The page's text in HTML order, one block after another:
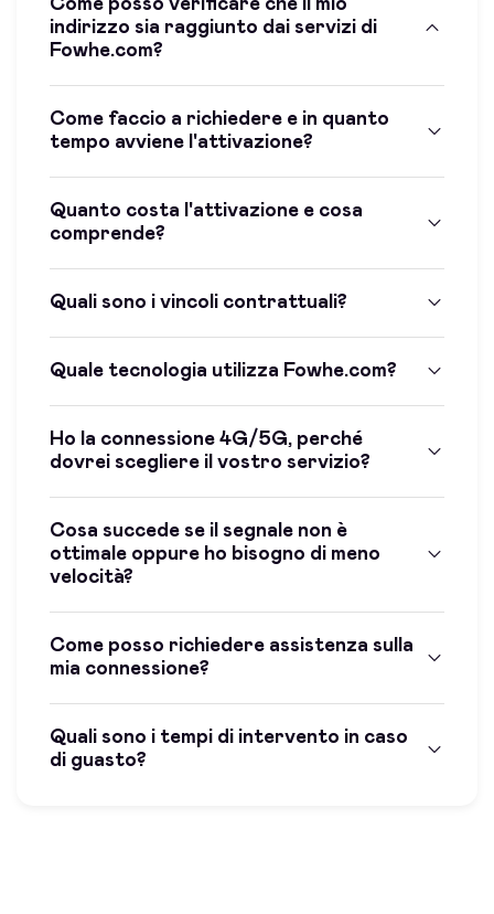
Come posso verificare che il mio
indirizzo sia raggiunto dai servizi di
Fowhe.com?
Come faccio a richiedere e in quanto
tempo avviene l'attivazione?
Quanto costa l'attivazione e cosa
comprende?
Quali sono i vincoli contrattuali?
Quale tecnologia utilizza Fowhe.com?
Ho la connessione 4G/5G, perché
dovrei scegliere il vostro servizio?
Cosa succede se il segnale non è
ottimale oppure ho bisogno di meno
velocità?
Come posso richiedere assistenza sulla
mia connessione?
Quali sono i tempi di intervento in caso
di guasto?